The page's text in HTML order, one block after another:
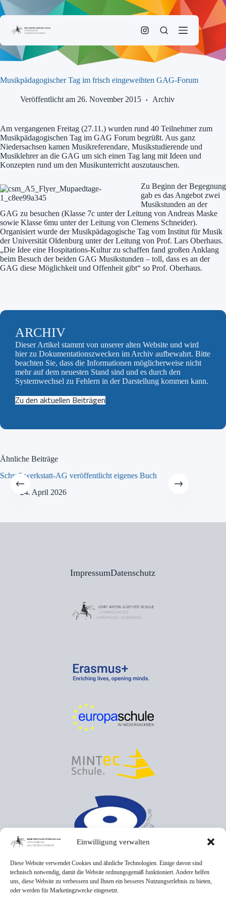
Einwilligung verwalten
Diese Website verwendet Cookies und ähnliche Technologien. Einige davon sind
technisch notwendig, damit die Website ordnungsgemäß funktioniert. Andere helfen
uns, diese Website zu verbessern und Ihnen ein besseres Nutzungserlebnis zu bieten,
oder werden für Marketingzwecke eingesetzt.
Zum
Inhalt
Musikpädagogischer Tag im frisch eingeweihten GAG-Forum
Veröffentlicht am 26. November 2015 Archiv
Am vergangenen Freitag (27.11.) wurden rund 40 Teilnehmer zum
Musikpädagogischen Tag im GAG Forum begrüßt. Aus ganz
Niedersachsen kamen Musikreferendare, Musikstudierende und
Musiklehrer an die GAG um sich einen Tag lang mit Ideen und
Konzepten rund um den Musikunterricht auszutauschen.
Zu Beginn der Begegnung
gab es das Angebot zwei
Musikstunden an der
GAG zu besuchen (Klasse 7c unter der Leitung von Andreas Maske
sowie Klasse 6mu unter der Leitung von Clemens Schneider).
Organisiert wurde der Musikpädagogische Tag vom Institut für Musik
der Universität Oldenburg unter der Leitung von Prof. Lars Oberhaus.
„Die Idee eine Hospitations-Kultur zu schaffen fand großen Anklang
beim Besuch der beiden GAG Musikstunden – toll, dass es an der
GAG diese Möglichkeit und Offenheit gibt“ so Prof. Oberhaus.
ARCHIV
Dieser Artikel stammt von unserer alten Website und wird
hier zu Dokumentationszwecken im Archiv aufbewahrt. Bitte
beachten Sie, dass die Informationen möglicherweise nicht
mehr auf dem neuesten Stand sind und es durch den
Systemwechsel zu Fehlern in der Darstellung kommen kann.
Zu den aktuellen Beiträgen
Ähnliche Beiträge
Schreibwerkstatt-AG veröffentlicht eigenes Buch
24. April 2026
ImpressumDatenschutz